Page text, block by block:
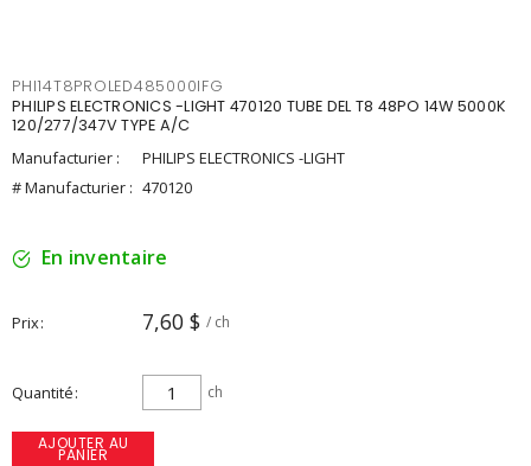
PHI14T8PROLED485000IFG
PHILIPS ELECTRONICS -LIGHT 470120 TUBE DEL T8 48PO 14W 5000K
120/277/347V TYPE A/C
Manufacturier :
PHILIPS ELECTRONICS -LIGHT
# Manufacturier : 470120
En inventaire
Prix 7,60 $ / ch
Quantité ch
AJOUTER AU
PANIER